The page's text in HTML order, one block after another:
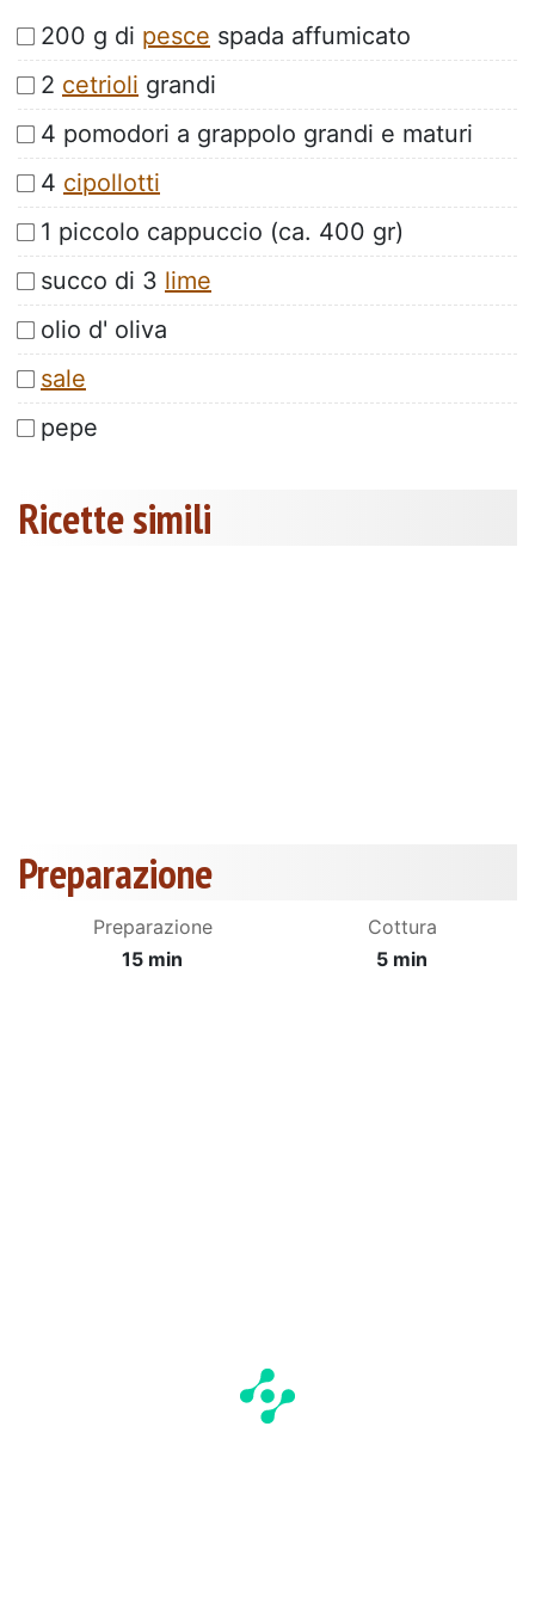
200 g di pesce spada affumicato
2 cetrioli grandi
4 pomodori a grappolo grandi e maturi
4 cipollotti
1 piccolo cappuccio (ca. 400 gr)
succo di 3 lime
olio d' oliva
sale
pepe
Ricette simili
Preparazione
Preparazione
15 min
Cottura
5 min